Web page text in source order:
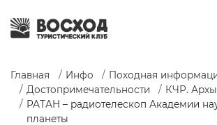
Главная Инфо
Походная
Достопримечательности
КЧР.
РАТАН – радиотелескоп Академии
планеты